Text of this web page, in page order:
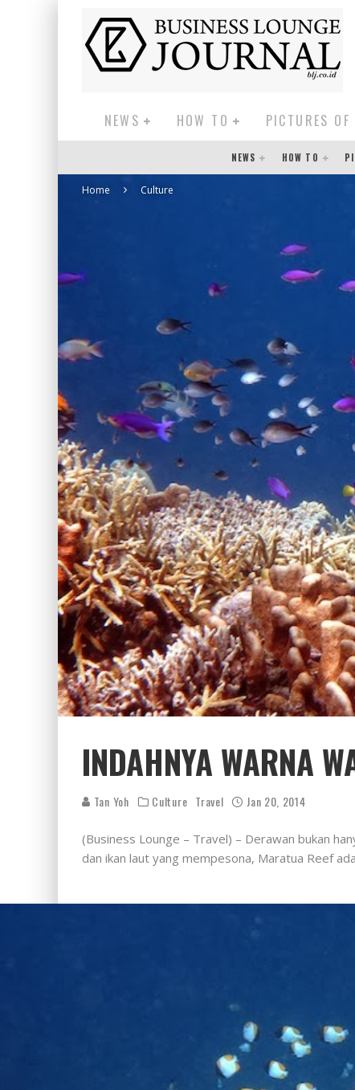
NEWS HOW TO PICTURES OF
NEWS HOW TO
Home Culture
INDAHNYA WARNA
Tan Yoh Culture Travel Jan 20, 2014
(Business Lounge – Travel) – Derawan bukan
dan ikan laut yang mempesona, Maratua Reef